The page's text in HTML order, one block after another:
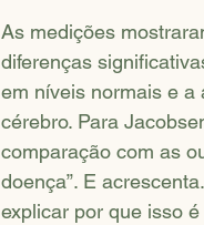
As medições
diferenças
em níveis normais e a
cérebro. Para
comparação com as
doença”. E
explicar por que isso